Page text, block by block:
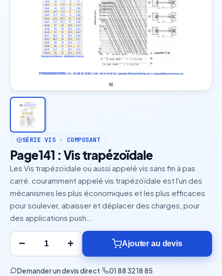
SÉRIE VIS · COMPOSANT
Page141 : Vis trapézoïdale
Les Vis trapézoïdale ou aussi appelé vis sans fin à pas
carré, couramment appelé vis trapézoïdale est l'un des
mécanismes les plus économiques et les plus efficaces
pour soulever, abaisser et déplacer des charges, pour
des applications push…
− + Ajouter au devis
Demander un devis direct· 01 88 32 18 85